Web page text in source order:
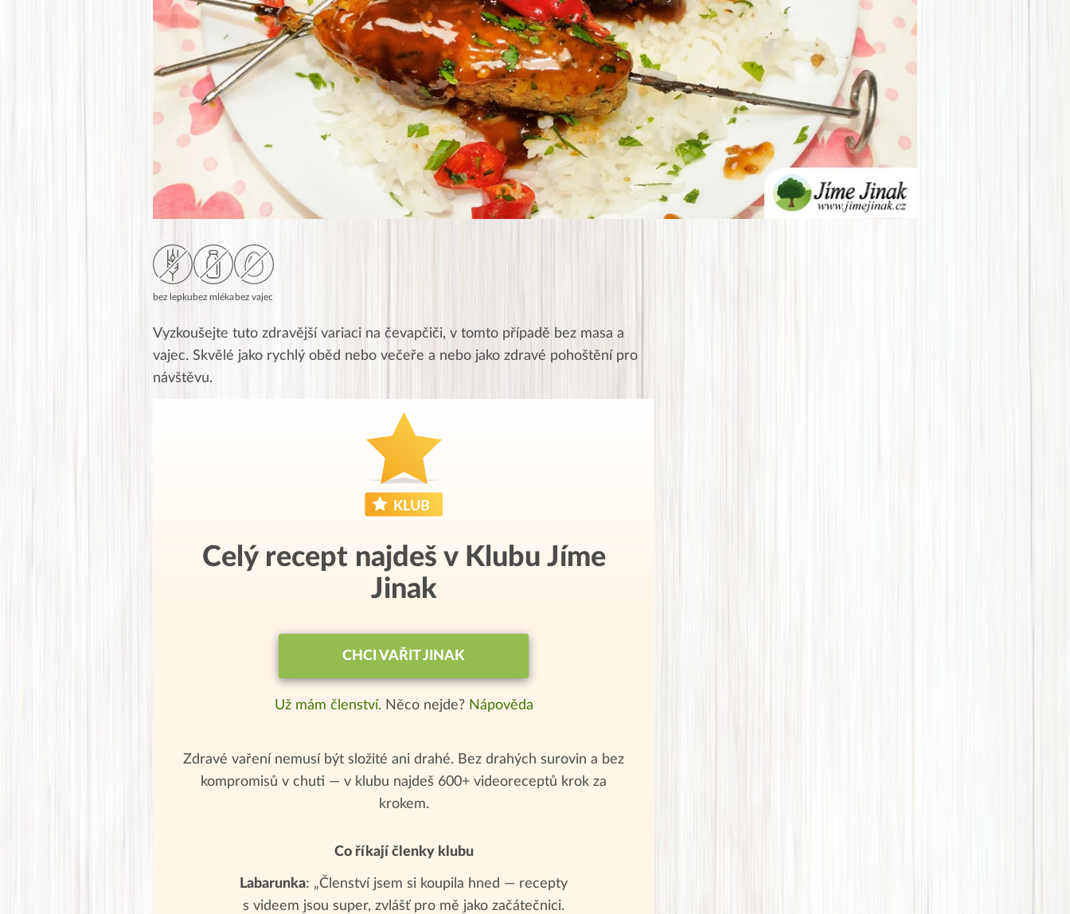
bez lepkubez mlékabez vajec
Vyzkoušejte tuto zdravější variaci na čevapčiči, v tomto případě bez masa a
vajec. Skvělé jako rychlý oběd nebo večeře a nebo jako zdravé pohoštění pro
návštěvu.
Celý recept najdeš v Klubu Jíme
Jinak
CHCI VAŘIT JINAK
Už mám členství. Něco nejde? Nápověda
Zdravé vaření nemusí být složité ani drahé. Bez drahých surovin a bez
kompromisů v chuti — v klubu najdeš 600+ videoreceptů krok za
krokem.
Co říkají členky klubu
Labarunka: „Členství jsem si koupila hned — recepty
s videem jsou super, zvlášť pro mě jako začátečnici.